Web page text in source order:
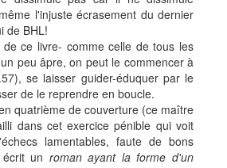
l'injuste écrasement du dernier
de BHL!
ce livre- comme celle de tous les
peu âpre, on peut le commencer à
se laisser guider-éduquer par le
de le reprendre en boucle.
quatrième de couverture (ce maître
dans cet exercice pénible qui voit
lamentables, faute de bons
un roman ayant la forme d'un